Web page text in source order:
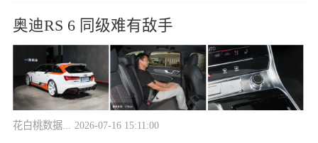
奥迪RS 6 同级难有敌手
花白桃数据... 2026-07-16 15:11:00